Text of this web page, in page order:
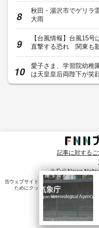
秋田・湯沢市でゲリ
大雨
【台風情報】台風15
直撃する恐れ 関東も
愛子さま、学習院幼
は天皇皇后両陛下が笑
記事に対する
© Fuji News
当ウェブサイトでは、ユーザのニーズ・
ためにクッキーを使⽤しています。詳